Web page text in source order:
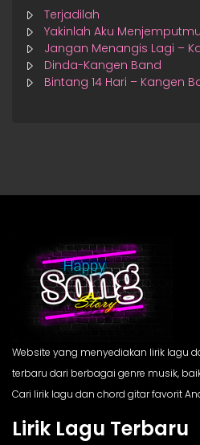
Terjadilah
Yakinlah Aku
Jangan Menangis Lagi –
Dinda-Kangen Band
Bintang 14 Hari – Kangen
Website yang menyediakan lirik lagu
terbaru dari berbagai genre musik,
Cari lirik lagu dan chord gitar favorit
Lirik Lagu Terbaru